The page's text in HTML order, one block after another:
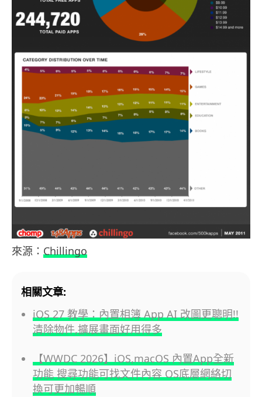
來源： Chillingo
相關文章:
iOS 27 教學：內置相簿 App AI 改圖更聰明!!
清除物件,擴展畫面好用得多
【WWDC 2026】iOS,macOS 內置App全新
功能 搜尋功能可找文件內容 OS底層網絡切
換可更加暢順